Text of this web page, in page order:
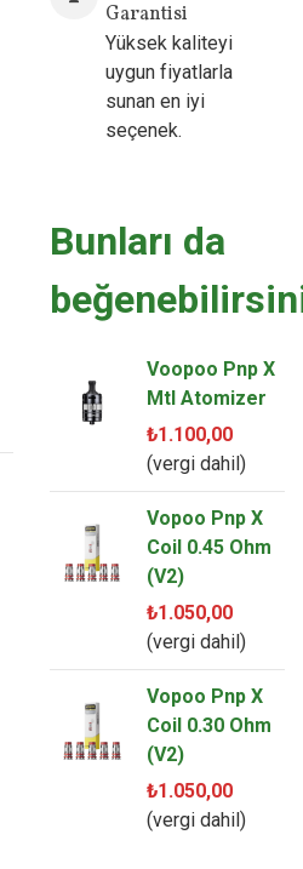
Garantisi
Yüksek kaliteyi
uygun fiyatlarla
sunan en iyi
seçenek.
Bunları da
Voopoo Pnp X
Mtl Atomizer
₺1.100,00
(vergi dahil)
Vopoo Pnp X
Coil 0.45 Ohm
(V2)
₺1.050,00
(vergi dahil)
Vopoo Pnp X
Coil 0.30 Ohm
(V2)
₺1.050,00
(vergi dahil)